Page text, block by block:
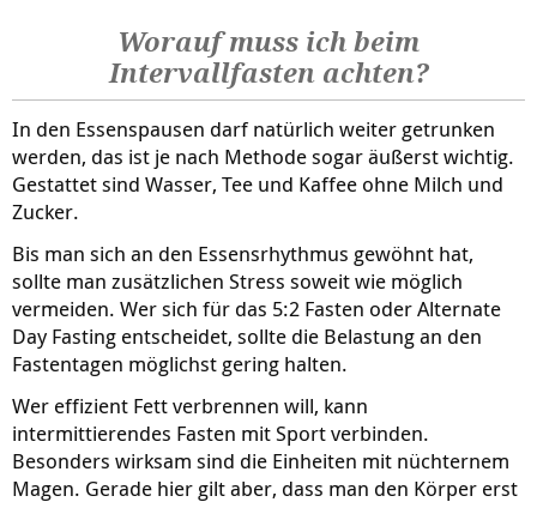
Worauf muss ich beim
Intervallfasten achten?
In den Essenspausen darf natürlich weiter getrunken
werden, das ist je nach Methode sogar äußerst wichtig.
Gestattet sind Wasser, Tee und Kaffee ohne Milch und
Zucker.
Bis man sich an den Essensrhythmus gewöhnt hat,
sollte man zusätzlichen Stress soweit wie möglich
vermeiden. Wer sich für das 5:2 Fasten oder Alternate
Day Fasting entscheidet, sollte die Belastung an den
Fastentagen möglichst gering halten.
Wer effizient Fett verbrennen will, kann
intermittierendes Fasten mit Sport verbinden.
Besonders wirksam sind die Einheiten mit nüchternem
Magen. Gerade hier gilt aber, dass man den Körper erst